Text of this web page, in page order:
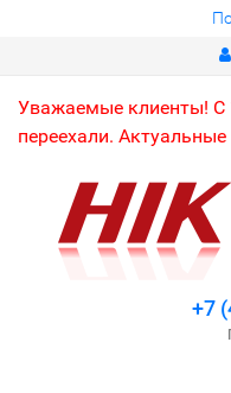
Уважаемые клиенты! С
переехали.
+7